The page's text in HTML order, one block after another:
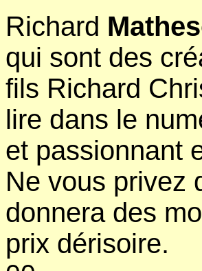
Richard
qui sont des
fils Richard
lire dans le
et passionnant
Ne vous privez
donnera des
prix dérisoire.